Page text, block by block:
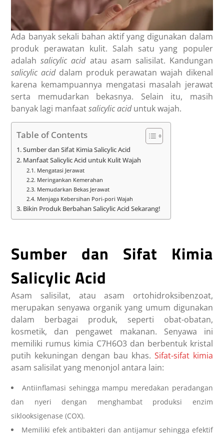
Ada banyak sekali bahan aktif yang digunakan dalam
produk perawatan kulit. Salah satu yang populer
adalahsalicylic acidatau asam salisilat. Kandungan
salicylic aciddalam produk perawatan wajah dikenal
karena kemampuannya mengatasi masalah jerawat
serta memudarkan bekasnya. Selain itu, masih
banyak lagi manfaatsalicylic aciduntuk wajah.
Table of Contents
Sumber dan Sifat Kimia Salicylic Acid
Manfaat Salicylic Acid untuk Kulit Wajah
Mengatasi Jerawat
Meringankan Kemerahan
Memudarkan Bekas Jerawat
Menjaga Kebersihan Pori-pori Wajah
Bikin Produk Berbahan Salicylic Acid Sekarang!
Sumber dan Sifat Kimia
Salicylic Acid
Asam salisilat, atau asam ortohidroksibenzoat,
merupakan senyawa organik yang umum digunakan
dalam berbagai produk, seperti obat-obatan,
kosmetik, dan pengawet makanan. Senyawa ini
memiliki rumus kimia C7H6O3 dan berbentuk kristal
putih kekuningan dengan bau khas. Sifat-sifat kimia
asam salisilat yang menonjol antara lain:
Antiinflamasi sehingga mampu meredakan peradangan
dan nyeri dengan menghambat produksi enzim
siklooksigenase (COX).
Memiliki efek antibakteri dan antijamur sehingga efektif